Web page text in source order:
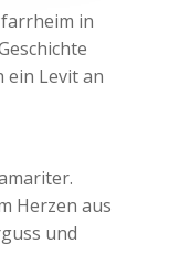
in
ein Levit an
Herzen aus
und